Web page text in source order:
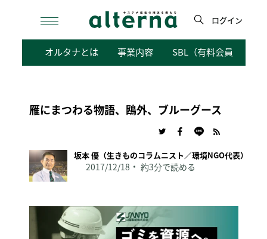
検
ログイン
オルタナとは 事業内容 SBL（有料会員向けサ
雁にまつわる物語、鴎外、ブルーグース
坂本 優（生きものコラムニスト／環境NGO代表）
2017/12/18 約3分で読める